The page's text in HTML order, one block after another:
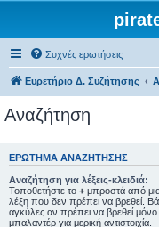
Συχνές ερωτήσεις
Ευρετήριο Δ. Συζήτησης
Αναζήτηση
ΕΡΏΤΗΜΑ ΑΝΑΖΉΤΗΣΗΣ
Αναζήτηση για λέξεις-κλειδιά:
Τοποθετήστε το + μπροστά από
λέξη που δεν πρέπει να βρεθεί.
αγκύλες αν πρέπει να βρεθεί μόνο
μπαλαντέρ για μερική αντιστοιχία.